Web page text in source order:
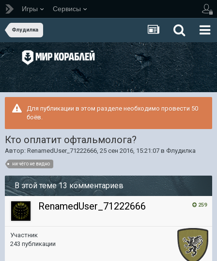
Игры Сервисы
Флудилка
Для публикации в этом разделе необходимо провести 50
боёв.
Кто оплатит офтальмолога?
Автор: RenamedUser_71222666, 25 сен 2016, 15:21:07 в Флудилка
ни чёго не видно
В этой теме 13 комментариев
259
RenamedUser_71222666
Участник
243 публикации